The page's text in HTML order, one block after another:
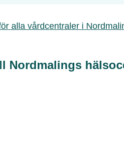
alla vårdcentraler i
Nordmalings